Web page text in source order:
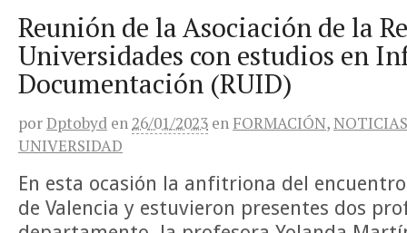
Reunión de la Asociación de la
Universidades con estudios en
Documentación (RUID)
porDptobyd en 26/01/2023 en FORMACIÓN,NOTICIAS
UNIVERSIDAD
En esta ocasión la anfitriona del
de Valencia y estuvieron presentes dos